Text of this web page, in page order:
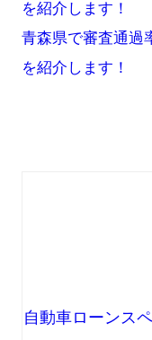
を紹介します！
青森県で審査通過
を紹介します！
自動車ローンス